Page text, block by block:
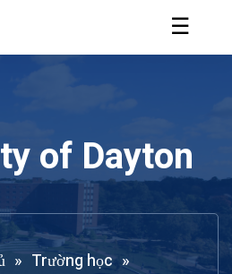
☰
of Dayton
» Trường học »